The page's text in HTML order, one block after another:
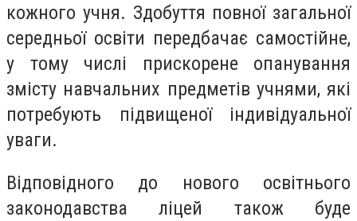
кожного учня. Здобуття повної загальної
середньої освіти передбачає самостійне,
у тому числі прискорене опанування
змісту навчальних предметів учнями, які
потребують підвищеної індивідуальної
уваги.
Відповідного до нового освітнього
законодавства ліцей також буде